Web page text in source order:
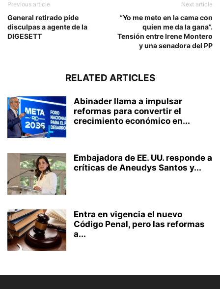
Previous article
General retirado pide
disculpas a agente de la
DIGESETT
Next article
“Yo me meto en la cama con
quien me da la gana”.
Tensión entre Irene Montero
y una senadora del PP
RELATED ARTICLES
Abinader llama a impulsar
reformas para convertir el
crecimiento económico en...
Embajadora de EE. UU. responde a
críticas de Aneudys Santos y...
Entra en vigencia el nuevo
Código Penal, pero las reformas
a...